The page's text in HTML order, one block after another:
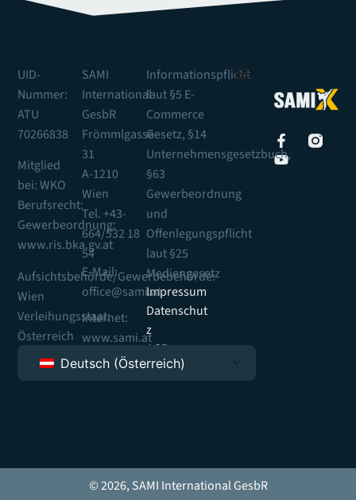
Informationspflicht
laut §5 E-
Commerce
Gesetz, §14
Unternehmensgesetzbuch,
§63
Gewerbeordnung
und
Offenlegungspflicht
laut §25
Mediengesetz
Impressum
Datenschut
z
AGB
SAMI
International
GesbR
Frömmlgasse
31
A-1210
Wien
Tel. +43-
664/532 18
54
E-Mail:
office@sami.at
Internet:
www.sami.at
UID-
Nummer:
ATU
70266838
Mitglied
bei: WKO
Berufsrecht:
Gewerbeordnung:
www.ris.bka.gv.at
Aufsichtsbehörde/Gewerbebehörde:
Wien
Verleihungsstaat:
Österreich
Deutsch (Österreich)
© 2026, SAMI International GesbR